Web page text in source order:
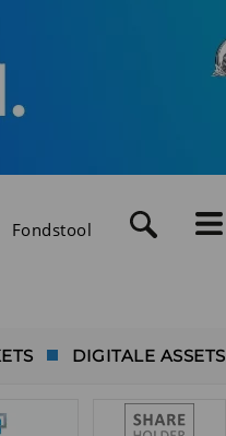
Fondstool
DIGITALE ASSETS